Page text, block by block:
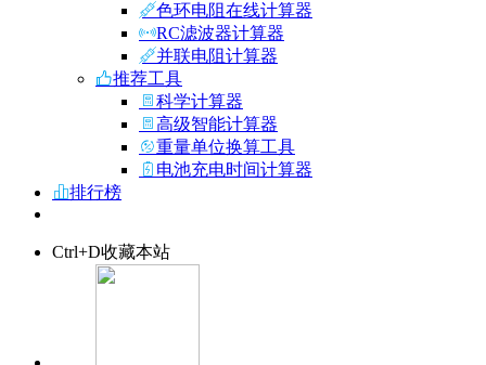
色环电阻在线计算器
RC滤波器计算器
并联电阻计算器
推荐工具
科学计算器
高级智能计算器
重量单位换算工具
电池充电时间计算器
排行榜
Ctrl+D收藏本站